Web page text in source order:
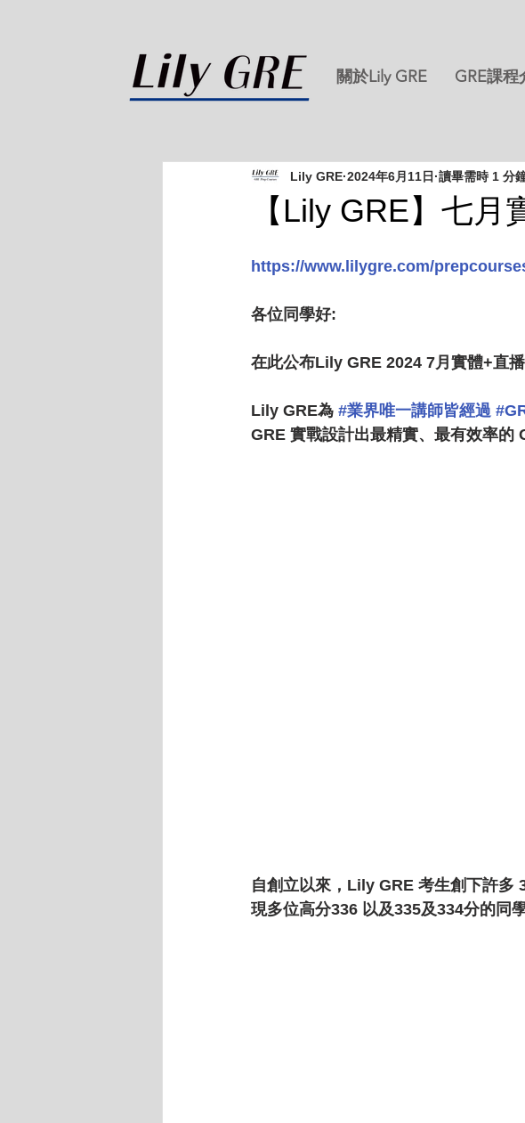
關於Lily GRE GRE課程
【Lily GRE】七
Lily GRE 2024年6月11日 讀畢需時 1 分
https://www.lilygre.com/
各位同學好:
在此公布Lily GRE 2024 7月實體+直
Lily GRE為 #業界唯一講師皆經過
GRE 實戰設計出最精實、最有效率的
自創立以來，Lily GRE 考生創下許多
現多位高分336 以及335及334分的同